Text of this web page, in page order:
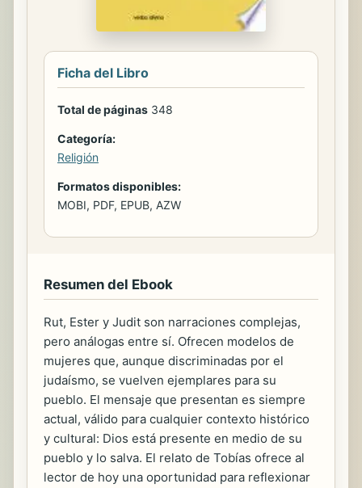
Ficha del Libro
Total de páginas 348
Categoría:
Religión
Formatos disponibles:
MOBI, PDF, EPUB, AZW
Resumen del Ebook
Rut, Ester y Judit son narraciones complejas,
pero análogas entre sí. Ofrecen modelos de
mujeres que, aunque discriminadas por el
judaísmo, se vuelven ejemplares para su
pueblo. El mensaje que presentan es siempre
actual, válido para cualquier contexto histórico
y cultural: Dios está presente en medio de su
pueblo y lo salva. El relato de Tobías ofrece al
lector de hoy una oportunidad para reflexionar